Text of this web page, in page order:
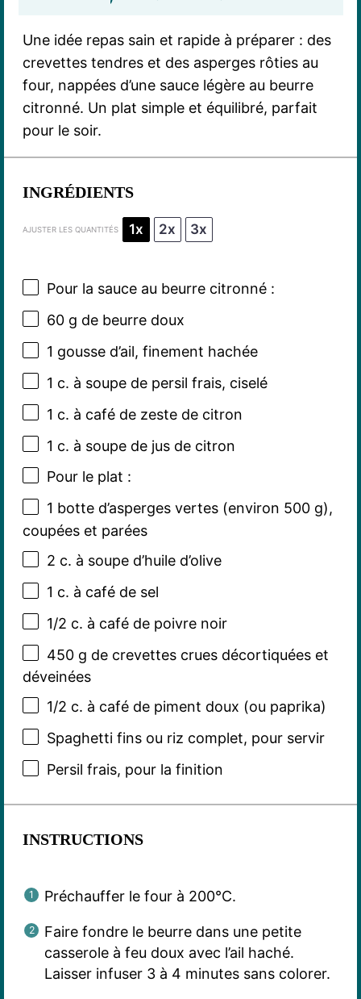
Une idée repas sain et rapide à préparer : des
crevettes tendres et des asperges rôties au
four, nappées d’une sauce légère au beurre
citronné. Un plat simple et équilibré, parfait
pour le soir.
INGRÉDIENTS
AJUSTER LES QUANTITÉS 1x 2x 3x
Pour la sauce au beurre citronné :
60 g de beurre doux
1 gousse d’ail, finement hachée
1 c. à soupe de persil frais, ciselé
1 c. à café de zeste de citron
1 c. à soupe de jus de citron
Pour le plat :
1 botte d’asperges vertes (environ 500 g),
coupées et parées
2 c. à soupe d’huile d’olive
1 c. à café de sel
1/2 c. à café de poivre noir
450 g de crevettes crues décortiquées et
déveinées
1/2 c. à café de piment doux (ou paprika)
Spaghetti fins ou riz complet, pour servir
Persil frais, pour la finition
INSTRUCTIONS
Préchauffer le four à 200°C.
Faire fondre le beurre dans une petite
casserole à feu doux avec l’ail haché.
Laisser infuser 3 à 4 minutes sans colorer.